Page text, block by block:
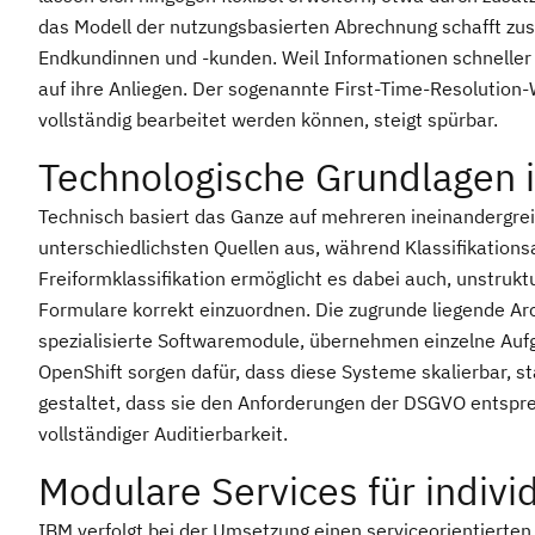
das Modell der nutzungsbasierten Abrechnung schafft
Endkundinnen und -kunden. Weil Informationen
auf ihre Anliegen. Der sogenannte First-Time-
vollständig bearbeitet werden können, steigt spürbar.
Technologische
Technisch basiert das Ganze auf mehreren
unterschiedlichsten Quellen aus, während
Freiformklassifikation ermöglicht es dabei auch,
Formulare korrekt einzuordnen. Die zugrunde liegende
spezialisierte Softwaremodule, übernehmen einzelne
OpenShift sorgen dafür, dass diese Systeme skalierbar,
gestaltet, dass sie den Anforderungen der DSGVO
vollständiger Auditierbarkeit.
Modulare Services für
IBM verfolgt bei der Umsetzung einen